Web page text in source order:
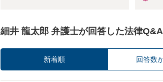
細井 龍太郎 弁護士が回答した法律
新着順 回答数